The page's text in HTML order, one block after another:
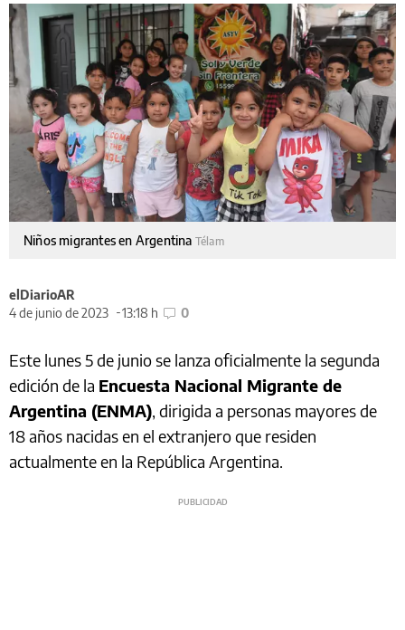
Niños migrantes en Argentina Télam
elDiarioAR
4 de junio de 2023
13:18 h 0
Este lunes 5 de junio se lanza oficialmente la segunda
edición de la Encuesta Nacional Migrante de
Argentina (ENMA), dirigida a personas mayores de
18 años nacidas en el extranjero que residen
actualmente en la República Argentina.